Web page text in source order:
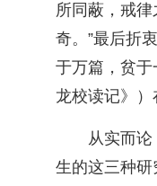
所同蔽，戒律
奇。”最后折
于万篇，贫
龙校读记》）
从实而
生的这三种